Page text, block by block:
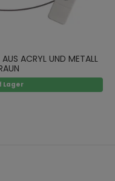
ACRYL UND METALL
Lager